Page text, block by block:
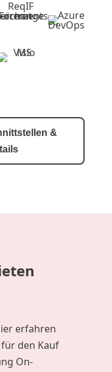
&
erfahren
den Kauf
On-